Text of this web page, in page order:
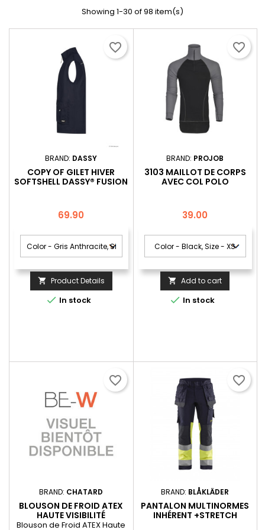
Showing 1-30 of 98 item(s)
BRAND: DASSY
COPY OF GILET HIVER
SOFTSHELL DASSY® FUSION
Price
69.90
 Product Details
 In stock
favorite_border
BRAND: PROJOB
3103 MAILLOT DE CORPS
AVEC COL POLO
Price
39.00
 Add to cart
 In stock
favorite_border
BRAND: CHATARD
BLOUSON DE FROID ATEX
HAUTE VISIBILITÉ
MULTINORMES À MANCHES
Blouson de Froid ATEX Haute
favorite_border
BRAND: BLÅKLÄDER
PANTALON MULTINORMES
INHÉRENT +STRETCH
favorite_border